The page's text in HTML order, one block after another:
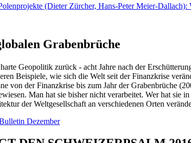
(Dieter Zürcher, Hans-Peter Meier-
Grabenbrüche
Geopolitik zurück - acht Jahre nach der
Beispiele, wie sich die Welt seit der Finanzkrise
von der Finanzkrise bis zum Jahr der Grabenbrüche
Man hat sie bisher nicht verarbeitet. Wer hat
der Weltgesellschaft an verschiedenen Orten
Dezember